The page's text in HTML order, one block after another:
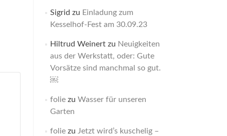
Sigrid zu Einladung zum
Kesselhof-Fest am 30.09.23
Hiltrud Weinertzu Neuigkeiten
aus der Werkstatt, oder: Gute
Vorsätze sind manchmal so gut.
￼
foliezu Wasser für unseren
Garten
foliezu Jetzt wird’s kuschelig –